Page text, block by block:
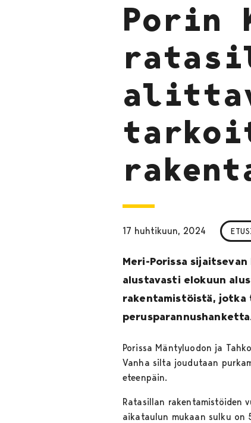
Porin
17 huhtikuun, 2024
Meri-Porissa
alustavasti elokuun
rakentamistöistä, jotka
Porissa Mäntyluodon ja
Vanha silta joudutaan
eteenpäin.
Ratasillan rakentamistöiden
aikataulun mukaan sulku on